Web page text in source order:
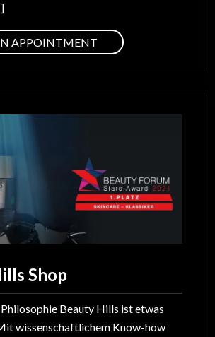
APPOINTMENT
Shop
Beauty Hills ist etwas
wissenschaftlichem Know-how